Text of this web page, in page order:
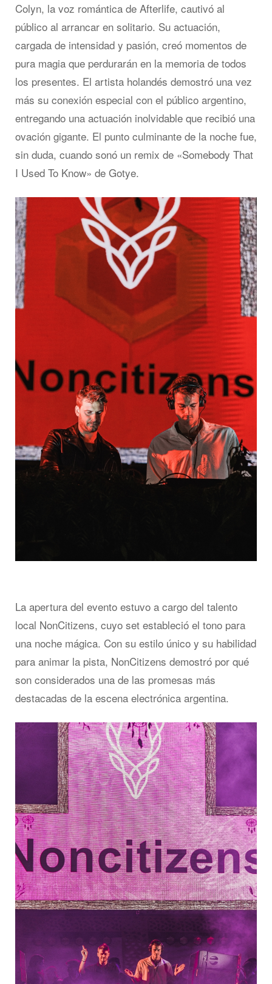
Colyn, la voz romántica de Afterlife, cautivó al
público al arrancar en solitario. Su actuación,
cargada de intensidad y pasión, creó momentos de
pura magia que perdurarán en la memoria de todos
los presentes. El artista holandés demostró una vez
más su conexión especial con el público argentino,
entregando una actuación inolvidable que recibió una
ovación gigante. El punto culminante de la noche fue,
sin duda, cuando sonó un remix de «Somebody That
I Used To Know» de Gotye.
La apertura del evento estuvo a cargo del talento
local NonCitizens, cuyo set estableció el tono para
una noche mágica. Con su estilo único y su habilidad
para animar la pista, NonCitizens demostró por qué
son considerados una de las promesas más
destacadas de la escena electrónica argentina.